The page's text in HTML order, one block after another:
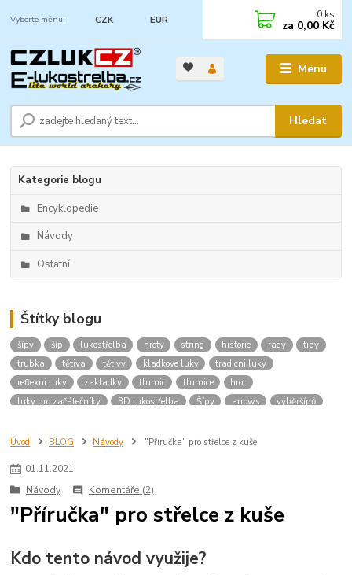
Menu
CZK EUR
Hledat
0 ks
za 0,00 Kč
Kategorie blogu
Encyklopedie
Návody
Ostatní
Štítky blogu
šípy šíp lukostřelba hroty string historie rady
tipy
trubka
tětiva tětivy kladkove luky
tradicni luky
reflexni luky
zakladky tlumic tlumice
hrot
luky pro začátečníky
3D lukostřelba Šípy arrows
výběršípů
kuše
střelba kušestřelba střelnice návod příručka
luky
Úvod BLOG Návody "Příručka" pro střelce z kuše
01.11.2021
Návody
Komentáře (2)
"Příručka" pro střelce z kuše
Kdo tento návod využije?